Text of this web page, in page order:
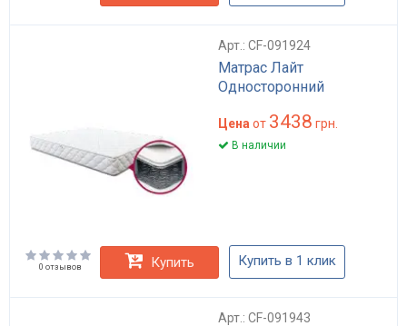
Арт.: CF-091924
Матрас Лайт
Односторонний
Цена от 3438 грн.
В наличии
0 отзывов Купить Купить в 1 клик
Арт.: CF-091943